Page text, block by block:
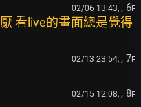
02/06 13:43, , 6F
看live的畫面總是覺得
02/13 23:54, , 7F
02/15 12:08, , 8F